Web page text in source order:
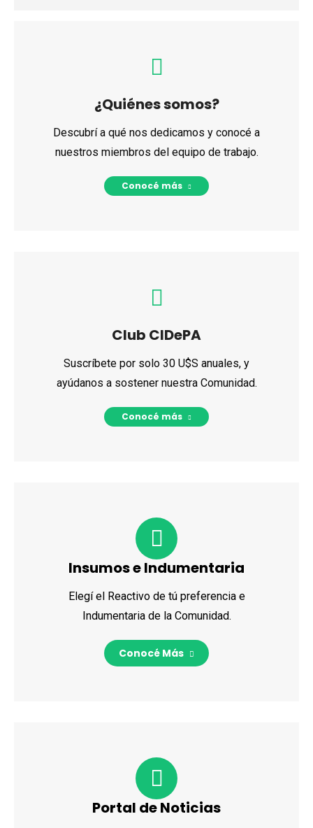
¿Quiénes somos?
Descubrí a qué nos dedicamos y conocé a
nuestros miembros del equipo de trabajo.
Conocé más
Club CIDePA
Suscríbete por solo 30 U$S anuales, y
ayúdanos a sostener nuestra Comunidad.
Conocé más
Insumos e Indumentaria
Elegí el Reactivo de tú preferencia e
Indumentaria de la Comunidad.
Conocé Más
Portal de Noticias